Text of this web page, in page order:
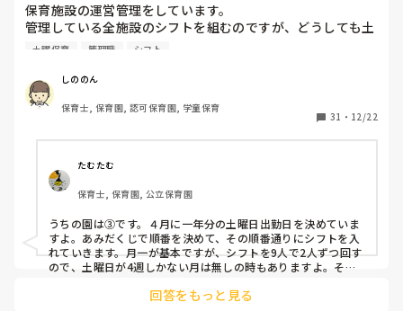
保育施設の運営管理をしています。
管理している全施設のシフトを組むのですが、どうしても土
曜保育だけは入れる方が少なく、いつも苦労しています。
て入職しているはずですが、いざ勤務が始まると一日も土曜
出勤が出来ない方ばかりです。
①土曜日の希望休は2日まで、と制限をかける
②毎月、必ず土曜保育に入ることのできる日を1日だけピッ
クアップしてもらう
③仮シフトが出た時、土曜出勤が難しければ自身で代わりの
人を交渉して見つけてもらう
上記のいずれかの対策を取り入れることを考えています。
土曜保育 管理職 シフト
しののん
保育士, 保育園, 認可保育園, 学童保育
31 ・ 12/22
たむたむ
保育士, 保育園, 公立保育園
うちの園は③です。４月に一年分の土曜日出勤日を決めていま
すよ。あみだくじで順番を決めて、その順番通りにシフトを入
れていきます。月一が基本ですが、シフトを9人で2人ずつ回す
ので、土曜日が4週しかない月は無しの時もありますよ。その
て貰い、主任に報告してます。
回答をもっと見る